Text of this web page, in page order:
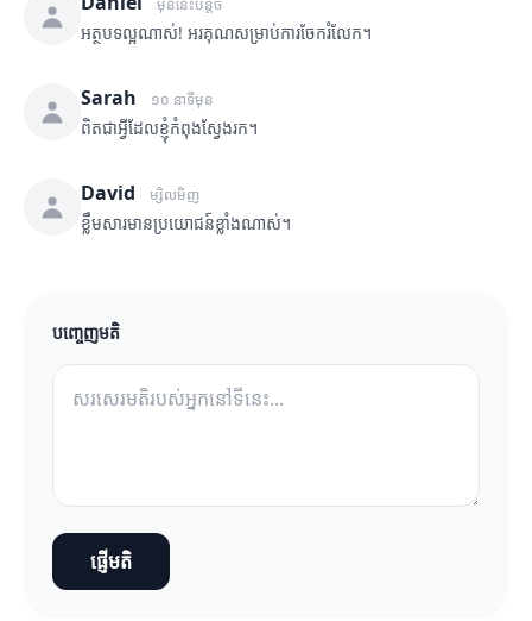
មុននេះបន្តិច
អត្ថបទល្អណាស់! អរគុណសម្រាប់ការចែករំលែក។
Sarah ១០ នាទីមុន
ពិតជាអ្វីដែលខ្ញុំកំពុងស្វែងរក។
David ម្សិលមិញ
ខ្លឹមសារមានប្រយោជន៍ខ្លាំងណាស់។
បញ្ចេញមតិ
ផ្ញើមតិ